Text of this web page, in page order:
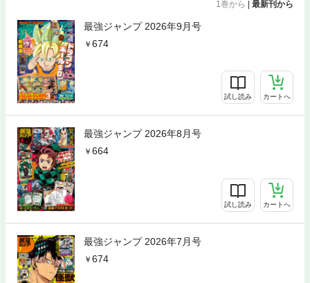
1巻から | 最新刊から
最強ジャンプ 2026年9月号
674
試し読み カートへ
最強ジャンプ 2026年8月号
664
試し読み カートへ
最強ジャンプ 2026年7月号
674